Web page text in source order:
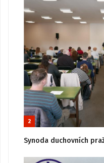
2
Synoda duchovních